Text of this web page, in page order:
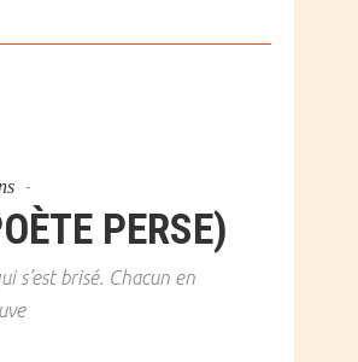
PERSE)
s’est brisé. Chacun en